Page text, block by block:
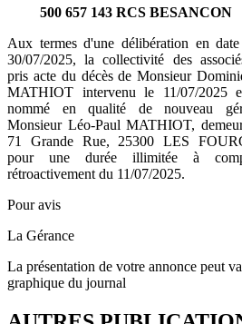
500 657 143 RCS BESANCON
Aux termes d'une délibération en
30/07/2025, la collectivité des
pris acte du décès de Monsieur
MATHIOT intervenu le 11/07/2025
nommé en qualité de nouveau
Monsieur Léo-Paul MATHIOT,
71 Grande Rue, 25300 LES
pour une durée illimitée à
rétroactivement du 11/07/2025.
Pour avis
La Gérance
La présentation de votre annonce peut
graphique du journal